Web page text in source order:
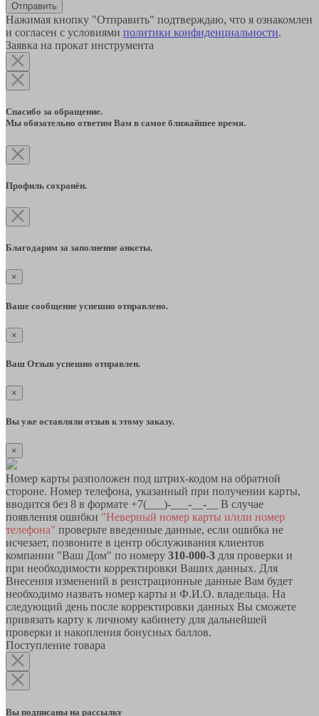
Отправить
Нажимая кнопку "Отправить" подтверждаю, что я ознакомлен
и согласен с условиями политики конфиденциальности.
Заявка на прокат инструмента
Спасибо за обращение.
Мы обязательно ответим Вам в самое ближайшее время.
Профиль сохранён.
Благодарим за заполнение анкеты.
×
Ваше сообщение успешно отправлено.
×
Ваш Отзыв успешно отправлен.
×
Вы уже оставляли отзыв к этому заказу.
×
Номер карты разположен под штрих-кодом на обратной
стороне. Номер телефона, указанный при получении карты,
вводится без 8 в формате +7(___)-___-__-__ В случае
появления ошибки "Неверный номер карты и/или номер
телефона" проверьте введенные данные, если ошибка не
исчезает, позвоните в центр обслуживания клиентов
компании "Ваш Дом" по номеру 310-000-3 для проверки и
при необходимости корректировки Ваших данных. Для
Внесения изменений в реистрационные данные Вам будет
необходимо назвать номер карты и Ф.И.О. владельца. На
следующий день после корректировки данных Вы сможете
привязать карту к личному кабинету для дальнейшей
проверки и накопления бонусных баллов.
Поступление товара
Вы подписаны на рассылку